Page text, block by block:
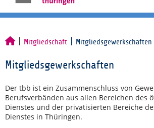
Mitgliedschaft Mitgliedsgewerkschaften
Mitgliedsgewerkschaften
Der tbb ist ein Zusammenschluss von
Berufsverbänden aus allen Bereichen des
Dienstes und der privatisierten Bereiche
Dienstes in Thüringen.